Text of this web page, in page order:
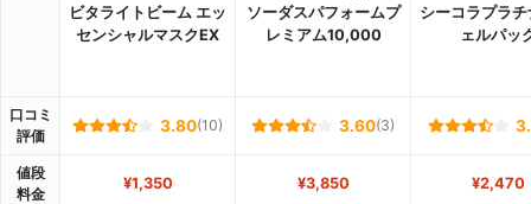
ビタライトビーム エッ
センシャルマスクEX
ソーダスパフォームプ
レミアム10,000
シーコラプラチ
ェルパッ
口コミ
評価
3.80(10) 3.60(3)
値段
料金
¥1,350 ¥3,850 ¥2,470